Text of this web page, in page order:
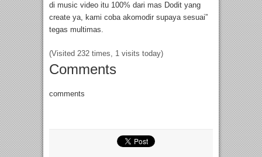
di music video itu 100% dari mas Dodit yang
create ya, kami coba akomodir supaya sesuai”
tegas multimas.
(Visited 232 times, 1 visits today)
Comments
comments